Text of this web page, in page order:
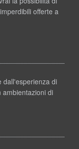
offerte a
dall'esperienza di
ambientazioni di